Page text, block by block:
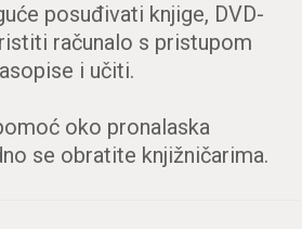
posuđivati knjige, DVD-
računalo s pristupom
i učiti.
oko pronalaska
se obratite knjižničarima.